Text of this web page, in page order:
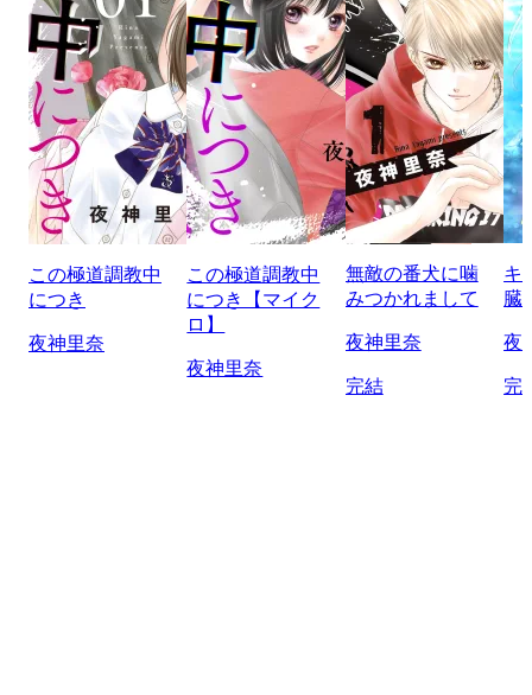
この極道調教中
につき
夜神里奈
この極道調教中
につき【マイク
ロ】
夜神里奈
無敵の番犬に噛
みつかれまして
夜神里奈
完結
キ
臓
夜
完